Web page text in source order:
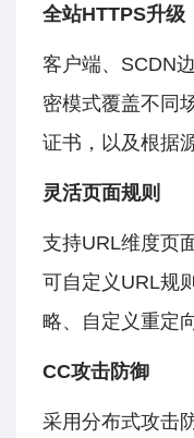
全站HTTPS升级
客户端、SCDN
密模式覆盖不同
证书，以及根据
灵活页面规则
支持URL维度页
可自定义URL规
略、自定义重定
CC攻击防御
采用分布式攻击